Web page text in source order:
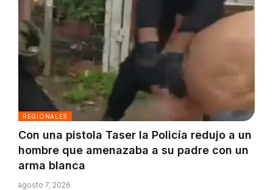
REGIONALES
Con una pistola Taser la Policía redujo a un
hombre que amenazaba a su padre con un
arma blanca
agosto 7, 2026